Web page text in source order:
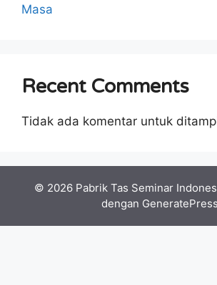
Masa
Recent Comments
Tidak ada komentar untuk
© 2026 Pabrik Tas Seminar
dengan GeneratePress